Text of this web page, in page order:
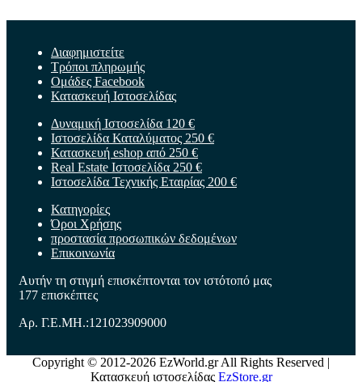
Διαφημιστείτε
Τρόποι πληρωμής
Ομάδες Facebook
Κατασκευή Ιστοσελίδας
Δυναμική Ιστοσελίδα 120 €
Ιστοσελίδα Καταλύματος 250 €
Κατασκευή eshop από 250 €
Real Estate Ιστοσελίδα 250 €
Ιστοσελίδα Τεχνικής Εταιρίας 200 €
Κατηγορίες
Όροι Χρήσης
προστασία προσωπικών δεδομένων
Επικοινωνία
Αυτήν τη στιγμή επισκέπτονται τον ιστότοπό μας
177 επισκέπτες
Αρ. Γ.Ε.ΜΗ.:121023909000
Copyright © 2012-2026 EzWorld.gr All Rights Reserved |
Κατασκευή ιστοσελίδας EzStore.gr